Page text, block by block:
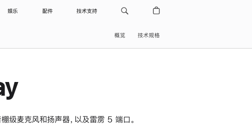
娱乐 配件 技术支持
概览 技术规格
麦克风和扬声器，以及雷雳 5 端口。